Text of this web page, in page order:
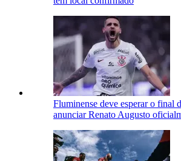
Fluminense deve esperar o final
anunciar Renato Augusto